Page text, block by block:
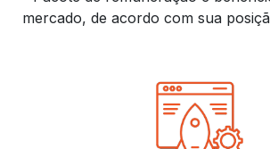
mercado, de acordo com sua